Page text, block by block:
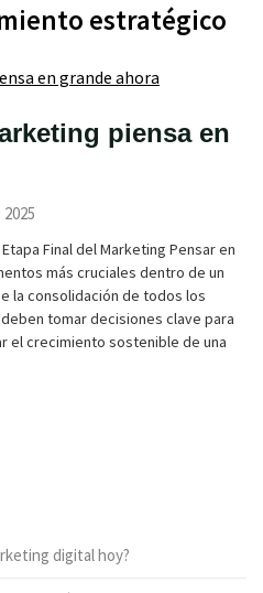
estratégico
piensa en
Final del Marketing Pensar en
más cruciales dentro de un
la consolidación de todos los
tomar decisiones clave para
el crecimiento sostenible de una
digital hoy?